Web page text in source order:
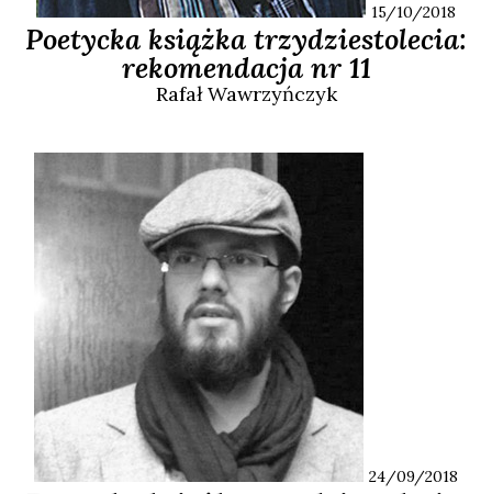
15/10/2018
Poetycka książka trzydziestolecia:
rekomendacja nr 11
RafałWawrzyńczyk
24/09/2018